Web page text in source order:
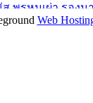
พรหมเผ่า รองน
ทรวงเกษตรและ
Web